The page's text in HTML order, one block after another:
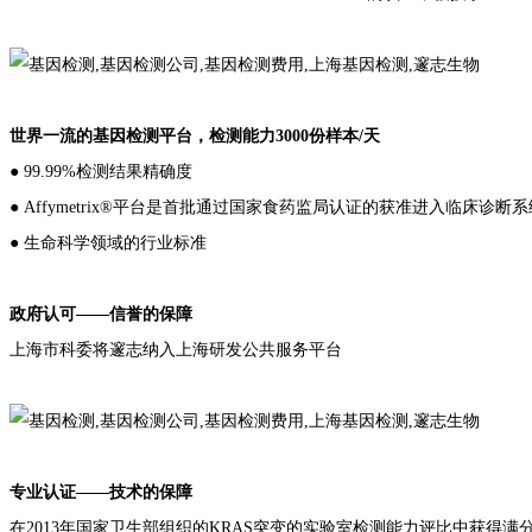
世界一流的基因检测平台，检测能力3000份样本/天
● 99.99%检测结果精确度
● Affymetrix®平台是首批通过国家食药监局认证的获准进入临床诊断
● 生命科学领域的行业标准
政府认可——信誉的保障
上海市科委将邃志纳入上海研发公共服务平台
专业认证——技术的保障
在2013年国家卫生部组织的KRAS突变的实验室检测能力评比中获得满分